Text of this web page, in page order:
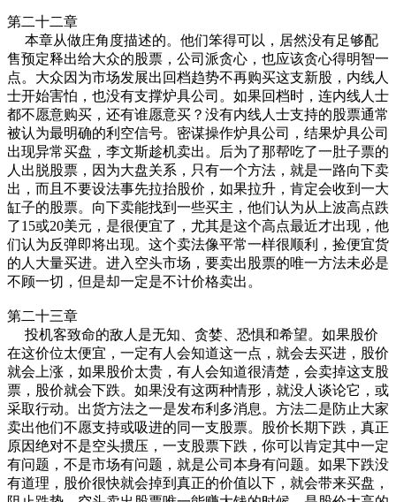
第二十二章
本章从做庄角度描述的。他们笨得可以，居然没有足够配
售预定释出给大众的股票，公司派贪心，也应该贪心得明智一
点。大众因为市场发展出回档趋势不再购买这支新股，内线人
士开始害怕，也没有支撑炉具公司。如果回档时，连内线人士
都不愿意购买，还有谁愿意买？没有内线人士支持的股票通常
被认为最明确的利空信号。密谋操作炉具公司，结果炉具公司
出现异常买盘，李文斯趁机卖出。后为了那帮吃了一肚子票的
人出脱股票，因为大盘关系，只有一个方法，就是一路向下卖
出，而且不要设法事先拉抬股价，如果拉升，肯定会收到一大
缸子的股票。向下卖能找到一些买主，他们认为从上波高点跌
了15或20美元，是很便宜了，尤其是这个高点最近才出现，他
们认为反弹即将出现。这个卖法像平常一样很顺利，捡便宜货
的人大量买进。进入空头市场，要卖出股票的唯一方法未必是
不顾一切，但是却一定是不计价格卖出。
第二十三章
投机客致命的敌人是无知、贪婪、恐惧和希望。如果股价
在这价位太便宜，一定有人会知道这一点，就会去买进，股价
就会上涨，如果股价太贵，有人会知道很清楚，会卖掉这支股
票，股价就会下跌。如果没有这两种情形，就没人谈论它，或
采取行动。出货方法之一是发布利多消息。方法二是防止大家
卖出他们不愿支持或吸进的同一支股票。股价长期下跌，真正
原因绝对不是空头掼压，一支股票下跌，你可以肯定其中一定
有问题，不是市场有问题，就是公司本身有问题。如果下跌没
有道理，股价很快就会掉到真正的价值以下，就会带来买盘，